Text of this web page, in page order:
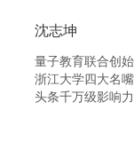
沈志坤
量子教育联合创
浙江大学四大名
头条千万级影响